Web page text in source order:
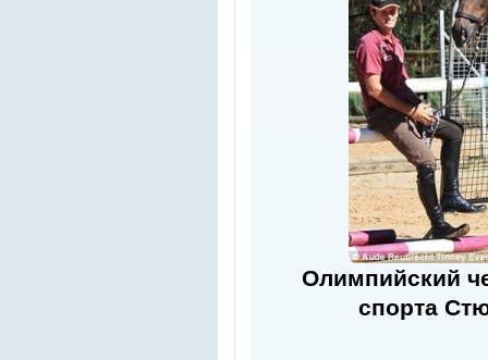
Олимпийский
спорта